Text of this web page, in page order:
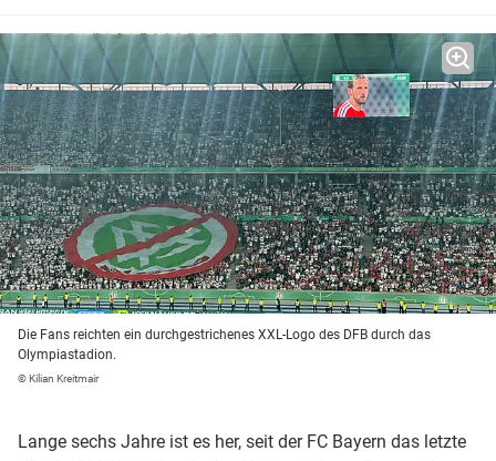
Die Fans reichten ein durchgestrichenes XXL-Logo des DFB durch das
Olympiastadion.
© Kilian Kreitmair
Lange sechs Jahre ist es her, seit der FC Bayern das letzte